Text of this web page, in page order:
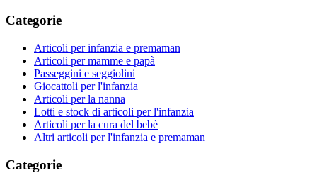
Categorie
Articoli per infanzia e premaman
Articoli per mamme e papà
Passeggini e seggiolini
Giocattoli per l'infanzia
Articoli per la nanna
Lotti e stock di articoli per l'infanzia
Articoli per la cura del bebè
Altri articoli per l'infanzia e premaman
Categorie